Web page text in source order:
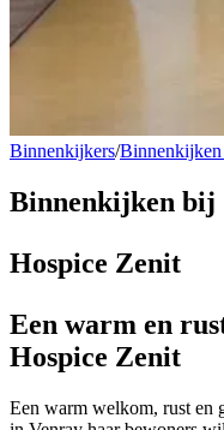
Binnenkijkers/
Binnenkijken bij
Hospice Zenit
Een warm en
Hospice Zenit
Een warm welkom, rust en